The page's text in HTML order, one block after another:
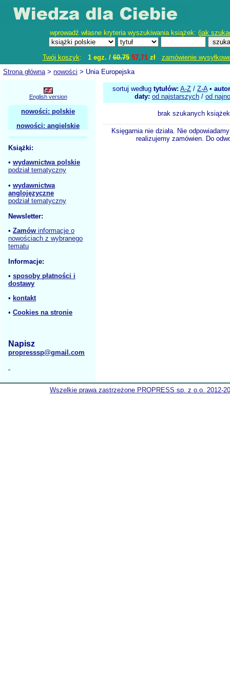
wprowadź własne kryteria wyszukiwania książek: (jak
Twój koszyk: 1 egz. /60.75 57,71zł
zamówienie
Strona główna> nowości > Unia Europejska
English version
nowości: polskie
nowości: angielskie
Książki:
• wydawnictwa polskie
podział tematyczny
• wydawnictwa
anglojęzyczne
podział tematyczny
Newsletter:
• Zamów informacje o
nowościach z wybranego
tematu
Informacje:
• sposoby płatności i
dostawy
• kontakt
• Cookies na stronie
Napisz
propresssp@gmail.com
sortuj według tytułów: A-Z / Z-A•
daty: od najstarszych / od
brak szukanych książek
Księgarnia nie działa. Nie
realizujemy zamówien. Do
Wszelkie prawa zastrzeżone PROPRESS sp. z o.o. 2012-